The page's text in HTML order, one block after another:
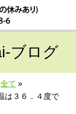
ブログ
全て »
は３６．４度で